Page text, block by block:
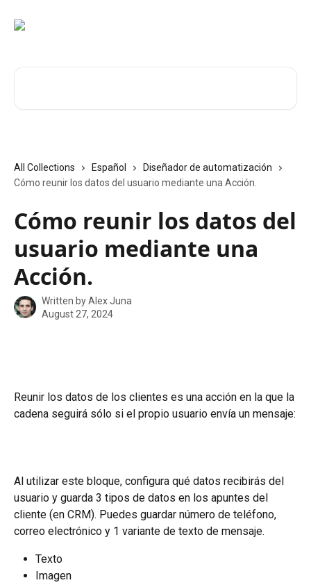
All Collections Español
Diseñador de automatización
Cómo reunir los datos del usuario mediante una Acción.
Cómo reunir los datos del
usuario mediante una
Acción.
Written byAlex Juna
August 27, 2024
Reunir los datos de los clientes es una acción en la que la
cadena seguirá sólo si el propio usuario envía un mensaje:
Al utilizar este bloque, configura qué datos recibirás del
usuario y guarda 3 tipos de datos en los apuntes del
cliente (en CRM). Puedes guardar número de teléfono,
correo electrónico y 1 variante de texto de mensaje.
Texto
Imagen